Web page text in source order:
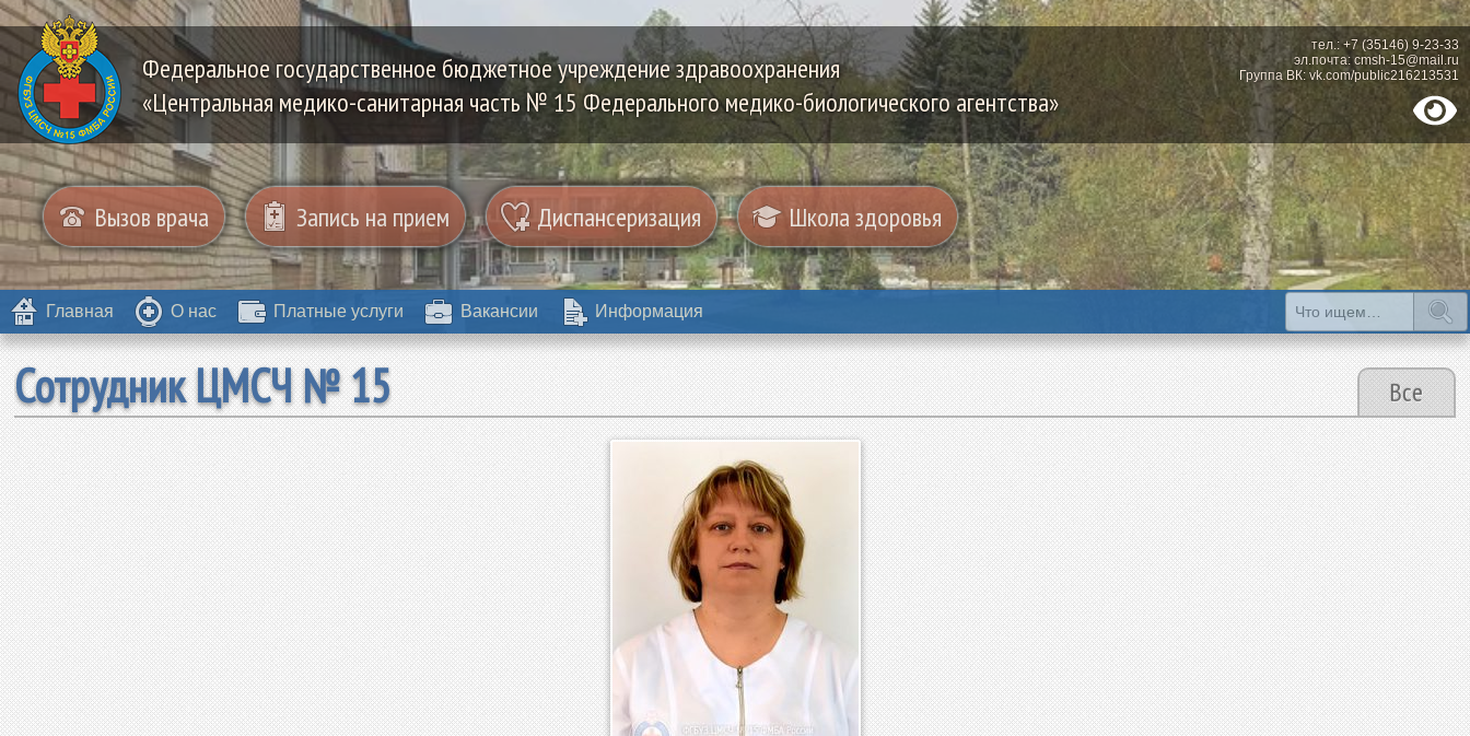
Федеральное государственное бюджетное учреждение здравоохранения
«Центральная медико-санитарная часть № 15 Федерального медико-биологического агентства»
тел.: +7 (35146) 9-23-33
эл.почта: cmsh-15@mail.ru
Группа ВК: vk.com/public216213531
Вызов врача Запись на прием Диспансеризация Школа здоровья
Главная О нас Платные услуги Вакансии Информация
Сотрудник ЦМСЧ № 15 Все